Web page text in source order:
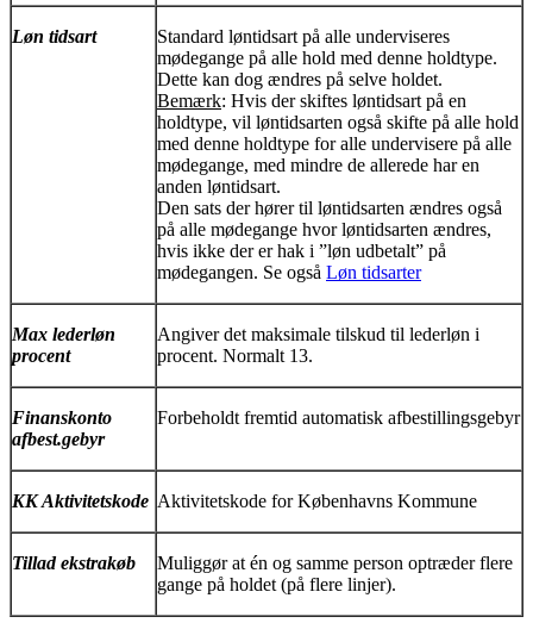
Løn tidsart
Standard løntidsart på alle underviseres
mødegange på alle hold med denne holdtype.
Dette kan dog ændres på selve holdet.
Bemærk: Hvis der skiftes løntidsart på en
holdtype, vil løntidsarten også skifte på alle hold
med denne holdtype for alle undervisere på alle
mødegange, med mindre de allerede har en
anden løntidsart.
Den sats der hører til løntidsarten ændres også
på alle mødegange hvor løntidsarten ændres,
hvis ikke der er hak i ”løn udbetalt” på
mødegangen. Se også Løn tidsarter‍
Max lederløn
procent
Angiver det maksimale tilskud til lederløn i
procent. Normalt 13.
Finanskonto
afbest.gebyr
Forbeholdt fremtid automatisk afbestillingsgebyr
KK Aktivitetskode Aktivitetskode for Københavns Kommune
Tillad ekstrakøb
Muliggør at én og samme person optræder flere
gange på holdet (på flere linjer).